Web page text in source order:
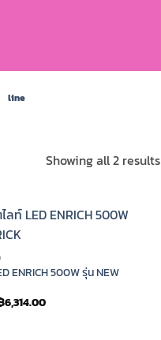
Showing all 2 results
ENRICH 500W รุ่น NEW
price
6,314.00Current